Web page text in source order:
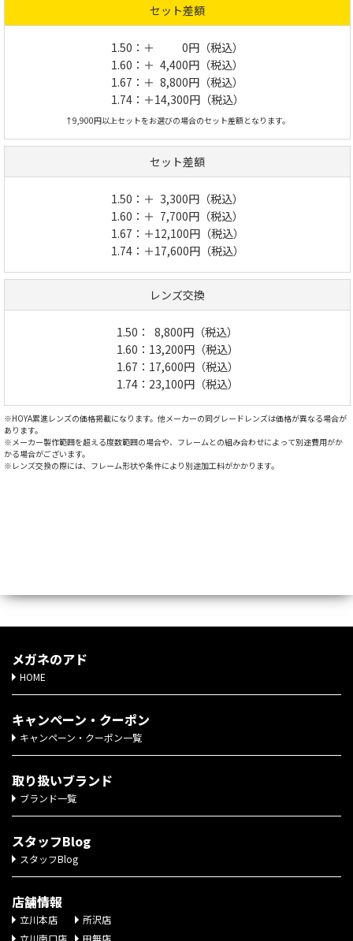
セット差額
1.50：＋
0円（税込）
1.60：＋ 4,400円（税込）
1.67：＋ 8,800円（税込）
1.74：＋14,300円（税込）
↑9,900円以上セットをお選びの場合のセット差額となります。
セット差額
1.50：＋ 3,300円（税込）
1.60：＋ 7,700円（税込）
1.67：＋12,100円（税込）
1.74：＋17,600円（税込）
レンズ交換
1.50：
8,800円（税込）
1.60：13,200円（税込）
1.67：17,600円（税込）
1.74：23,100円（税込）
※HOYA累進レンズの価格掲載になります。他メーカーの同グレードレンズは価格が異なる場合が
あります。
※メーカー製作範囲を超える度数範囲の場合や、フレームとの組み合わせによって別途費用がか
かる場合がございます。
※レンズ交換の際には、フレーム形状や条件により別途加工料がかかります。
メガネのアド
HOME
キャンペーン・クーポン
キャンペーン・クーポン一覧
取り扱いブランド
ブランド一覧
スタッフBlog
スタッフBlog
店舗情報
立川本店
立川南口店
所沢店
田無店